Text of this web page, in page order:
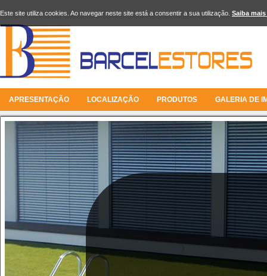
APRESENTAÇÃO LOCALIZAÇÃO PRODUTOS GALERIA DE
Este site utiliza cookies. Ao navegar neste site está a consentir a sua utilização. Saiba